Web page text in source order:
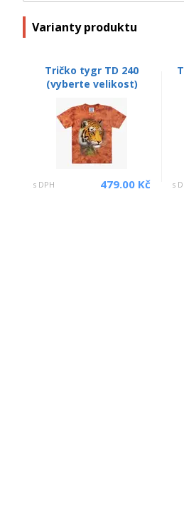
Varianty produktu
Tričko tygr TD 240
(vyberte velikost)
s DPH 479.00 Kč s